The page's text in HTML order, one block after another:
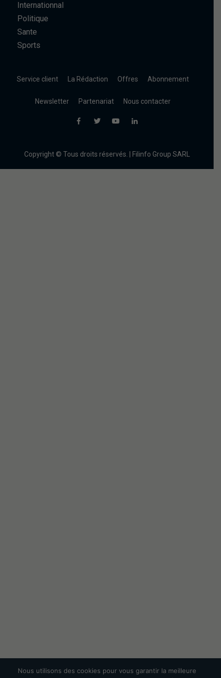
Internationnal
Politique
Sante
Sports
Service client La Rédaction Offres Abonnement
Newsletter Partenariat Nous contacter
Copyright © Tous droits réservés. | Filinfo Group SARL
Nous utilisons des cookies pour vous garantir la meilleure